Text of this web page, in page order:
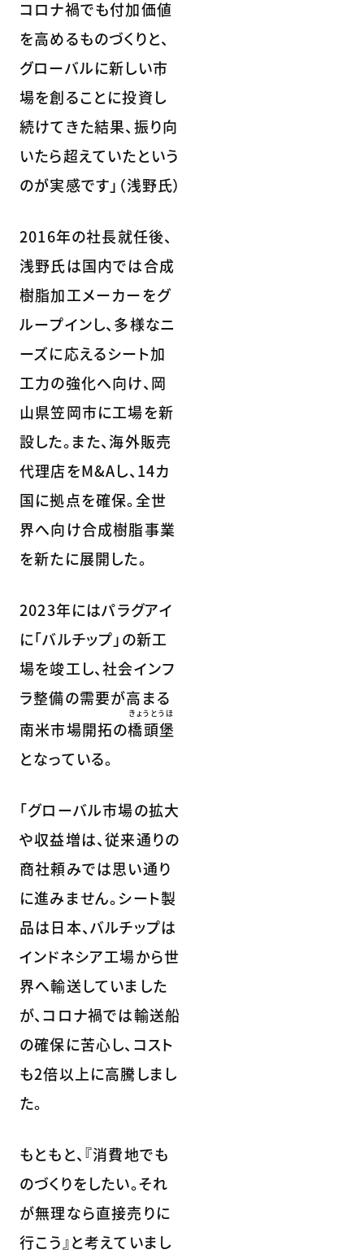
コロナ禍でも付加価値
を高めるものづくりと、
グローバルに新しい市
場を創ることに投資し
続けてきた結果、振り向
いたら超えていたという
のが実感です」（浅野氏）
2016年の社長就任後、
浅野氏は国内では合成
樹脂加工メーカーをグ
ループインし、多様なニ
ーズに応えるシート加
工力の強化へ向け、岡
山県笠岡市に工場を新
設した。また、海外販売
代理店をM&Aし、14カ
国に拠点を確保。全世
界へ向け合成樹脂事業
を新たに展開した。
2023年にはパラグアイ
に「バルチップ」の新工
場を竣工し、社会インフ
ラ整備の需要が高まる
南米市場開拓の橋頭堡
きょうとうほ
となっている。
「グローバル市場の拡大
や収益増は、従来通りの
商社頼みでは思い通り
に進みません。シート製
品は日本、バルチップは
インドネシア工場から世
界へ輸送していました
が、コロナ禍では輸送船
の確保に苦心し、コスト
も2倍以上に高騰しまし
た。
もともと、『消費地でも
のづくりをしたい。それ
が無理なら直接売りに
行こう』と考えていまし